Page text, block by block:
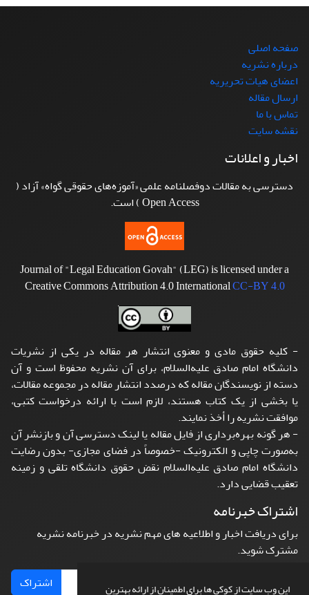
این وب سایت از کوکی ها برای اطمینان از ارائه بهترین
صفحه اصلی
درباره نشریه
اعضای هیات تحریریه
ارسال مقاله
تماس با ما
نقشه سایت
اخبار و اعلانات
دسترسی به مقالات دوفصلنامه علمی «آموزه‌های حقوقی گواه» آزاد (
Open Access ) است.
Journal of "Legal Education Govah" (LEG) is licensed under a
Creative Commons Attribution 4.0 InternationalCC-BY 4.0
- کلیه حقوق مادی و معنوی انتشار هر مقاله در یکی از نشریات
دانشگاه امام صادق علیه‌السلام، برای آن نشریه محفوظ است و آن
دسته از نویسندگان مقاله که درصدد انتشار مقاله در مجموعه مقالات،
یا بخشی از یک کتاب هستند، لازم است با ارائه درخواست کتبی،
موافقت نشریه را أخذ نمایند.
- هر گونه بهره‌برداری از فایل مقاله یا لینک دسترسی آن و بازنشر آن
به‌صورت چاپی و الکترونیک -خصوصاً در فضای مجازی- بدون رضایت
دانشگاه امام صادق علیه‌السلام نقض حقوق دانشگاه تلقی و زمینه
تعقیب قضایی دارد.
اشتراک خبرنامه
برای دریافت اخبار و اطلاعیه های مهم نشریه در خبرنامه نشریه
مشترک شوید.
اشتراک